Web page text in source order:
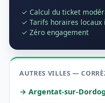
✓ Calcul du ticket
✓ Tarifs horaires locaux
✓ Zéro engagement
AUTRES VILLES —
→ Argentat-sur-